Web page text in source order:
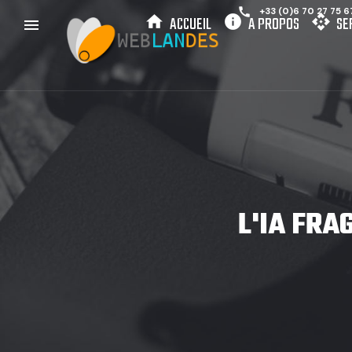
call +33 (0)6 70 27 75
menu home ACCUEIL info A PROPOS api
L'IA